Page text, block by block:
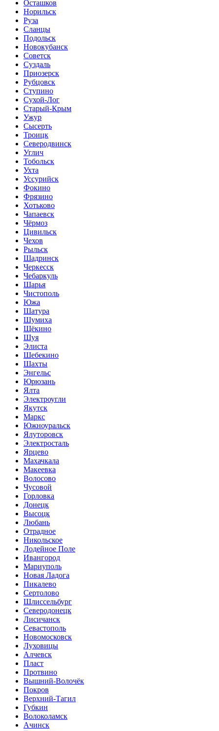
Осташков
Норильск
Руза
Сланцы
Подольск
Новокубанск
Советск
Суздаль
Приозерск
Рубцовск
Ступино
Сухой-Лог
Старый-Крым
Ужур
Сысерть
Троицк
Северодвинск
Углич
Тобольск
Ухта
Уссурийск
Фокино
Фрязино
Хотьково
Чапаевск
Чёрмоз
Цивильск
Чехов
Рыльск
Шадринск
Черкесск
Чебаркуль
Шарья
Чистополь
Южа
Шатура
Шумиха
Щёкино
Шуя
Элиста
Шебекино
Шахты
Энгельс
Юрюзань
Ялта
Электроугли
Якутск
Маркс
Южноуральск
Ялуторовск
Электросталь
Ярцево
Махачкала
Макеевка
Волосово
Чусовой
Горловка
Донецк
Высоцк
Любань
Отрадное
Никольское
Лодейное Поле
Ивангород
Мариуполь
Новая Ладога
Пикалево
Сертолово
Шлиссельбург
Северодонецк
Лисичанск
Севастополь
Новомосковск
Луховицы
Алчевск
Пласт
Протвино
Вышний-Волочёк
Покров
Верхний-Тагил
Губкин
Волоколамск
Ачинск